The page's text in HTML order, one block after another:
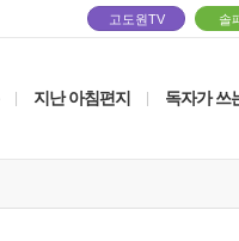
고도원TV 솔
지난 아침편지 독자가 쓰